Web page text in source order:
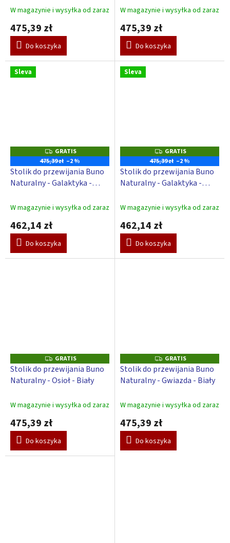
W magazynie i wysyłka od zaraz
475,39 zł
Do koszyka
W magazynie i wysyłka od zaraz
475,39 zł
Do koszyka
Sleva
G
R
A
T
I
S
GRATIS
475,39 zł –2 %
Stolik do przewijania Buno
Naturalny - Galaktyka -
W magazynie i wysyłka od zaraz
462,14 zł
Do koszyka
Sleva
G
R
A
T
I
S
GRATIS
475,39 zł –2 %
Stolik do przewijania Buno
Naturalny - Galaktyka -
W magazynie i wysyłka od zaraz
462,14 zł
Do koszyka
G
R
A
T
GRATIS
Stolik do przewijania Buno
Naturalny - Osioł - Biały
W magazynie i wysyłka od zaraz
475,39 zł
Do koszyka
G
R
A
T
GRATIS
Stolik do przewijania Buno
Naturalny - Gwiazda - Biały
W magazynie i wysyłka od zaraz
475,39 zł
Do koszyka